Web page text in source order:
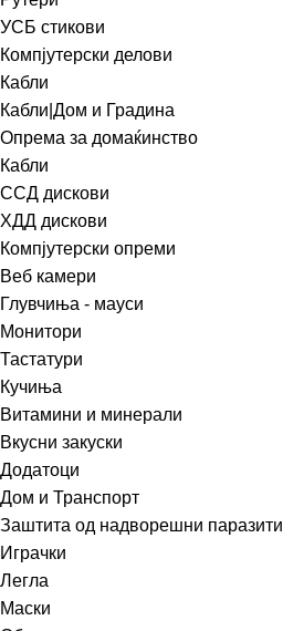
УСБ стикови
Компјутерски делови
Кабли
Кабли|Дом и Градина
Опрема за домаќинство
Кабли
ССД дискови
ХДД дискови
Компјутерски опреми
Веб камери
Глувчиња - мауси
Монитори
Тастатури
Кучиња
Витамини и минерали
Вкусни закуски
Додатоци
Дом и Транспорт
Заштита од надворешни паразити
Играчки
Легла
Маски